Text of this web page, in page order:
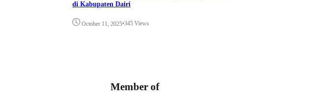
di Kabupaten Dairi
October 11, 2025•345 Views
Member of